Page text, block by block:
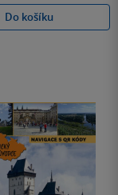
Do košíku